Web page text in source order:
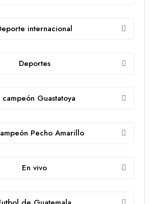
internacional
Deportes
campeón Guastatoya
Pecho Amarillo
En vivo